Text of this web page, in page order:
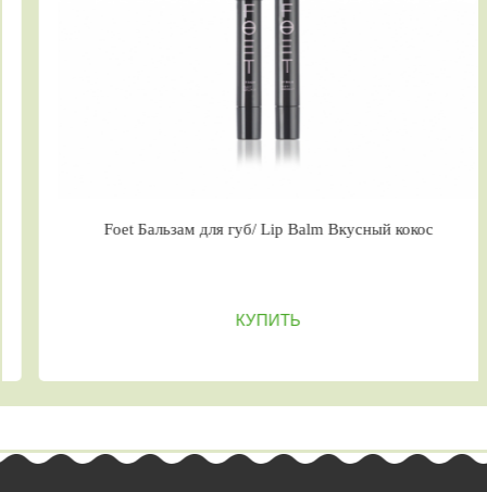
Foet Бальзам для губ/ Lip Balm Вкусный кокос
КУПИТЬ